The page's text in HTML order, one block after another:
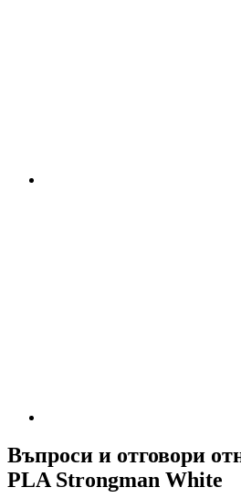
Въпроси и отговори
PLA Strongman White